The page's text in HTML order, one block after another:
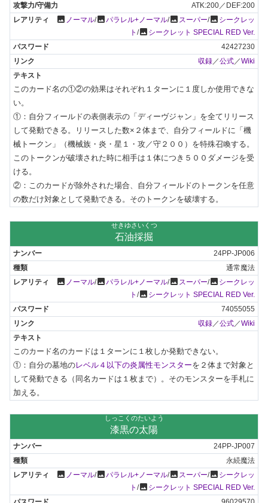
ATK:200／DEF:200
photo ノーマル/photoパラレル+ノーマル/photo スーパー/photo シークレッ
ト /photo シークレット SPECIAL RED Ver.
42427230
収録／公式／Wiki
このカード名の①②の効果はそれぞれ１ターンに１度しか使用できな
い。
①：自分フィールドの表側表示の「ディーヴジャン」を全てリリース
して発動できる。リリースした数×２体まで、自分フィールドに「機
械トークン」（機械族・炎・星１・攻／守２００）を特殊召喚する。
このトークンが破壊された時に相手は１体につき５００ダメージを受
ける。
②：このカードが除外された場合、自分フィールドのトークンを任意
の数だけ対象として発動できる。そのトークンを破壊する。
せきゆさいくつ
石油採掘
24PP-JP006
通常魔法
photo ノーマル/photoパラレル+ノーマル/photo スーパー/photo シークレッ
ト /photo シークレット SPECIAL RED Ver.
74055055
収録 ／公式 ／Wiki
このカード名のカードは１ターンに１枚しか発動できない。
①：自分の墓地のレベル４以下の炎属性モンスターを２体まで対象と
して発動できる（同名カードは１枚まで）。そのモンスターを手札に
加える。
しっこくのたいよう
漆黒の太陽
24PP-JP007
永続魔法
photo ノーマル/photoパラレル+ノーマル/photo スーパー/photo シークレッ
ト /photo シークレット SPECIAL RED Ver.